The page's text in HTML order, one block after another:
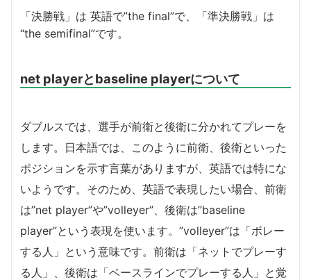
「決勝戦」は 英語で”the final”で、「準決勝戦」は
“the semifinal”です。
net playerとbaseline playerについて
ダブルスでは、選手が前衛と後衛に分かれてプレーを
します。日本語では、このように前衛、後衛といった
ポジションを示す言葉がありますが、英語では特にな
いようです。そのため、英語で表現したい場合、前衛
は”net player”や”volleyer”、後衛は”baseline
player”という表現を使います。”volleyer”は「ボレー
する人」という意味です。前衛は「ネットでプレーす
る人」、後衛は「ベースラインでプレーする人」と覚